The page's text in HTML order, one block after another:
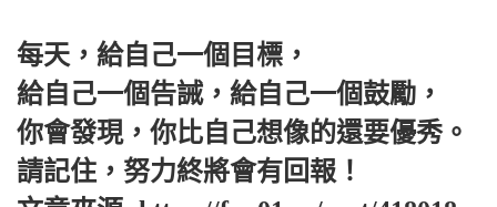
每天，給自己一個目標，
給自己一個告誡，給自己一個鼓勵，
你會發現，你比自己想像的還要優秀。
請記住，努力終將會有回報！